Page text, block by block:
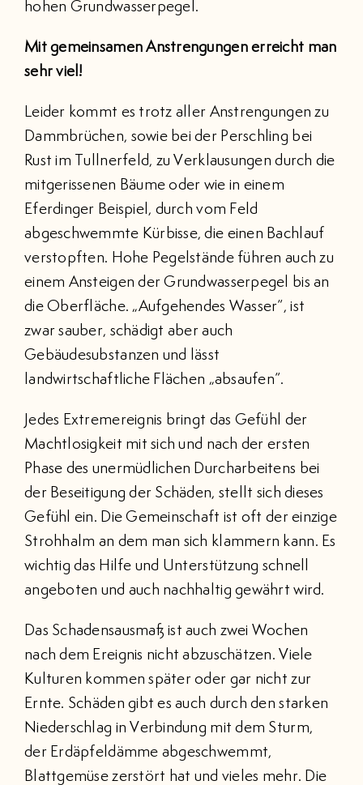
hohen Grundwasserpegel.
Mit gemeinsamen Anstrengungen erreicht man
sehr viel!
Leider kommt es trotz aller Anstrengungen zu
Dammbrüchen, sowie bei der Perschling bei
Rust im Tullnerfeld, zu Verklausungen durch die
mitgerissenen Bäume oder wie in einem
Eferdinger Beispiel, durch vom Feld
abgeschwemmte Kürbisse, die einen Bachlauf
verstopften. Hohe Pegelstände führen auch zu
einem Ansteigen der Grundwasserpegel bis an
die Oberfläche. „Aufgehendes Wasser“, ist
zwar sauber, schädigt aber auch
Gebäudesubstanzen und lässt
landwirtschaftliche Flächen „absaufen“.
Jedes Extremereignis bringt das Gefühl der
Machtlosigkeit mit sich und nach der ersten
Phase des unermüdlichen Durcharbeitens bei
der Beseitigung der Schäden, stellt sich dieses
Gefühl ein. Die Gemeinschaft ist oft der einzige
Strohhalm an dem man sich klammern kann. Es
wichtig das Hilfe und Unterstützung schnell
angeboten und auch nachhaltig gewährt wird.
Das Schadensausmaß ist auch zwei Wochen
nach dem Ereignis nicht abzuschätzen. Viele
Kulturen kommen später oder gar nicht zur
Ernte. Schäden gibt es auch durch den starken
Niederschlag in Verbindung mit dem Sturm,
der Erdäpfeldämme abgeschwemmt,
Blattgemüse zerstört hat und vieles mehr. Die